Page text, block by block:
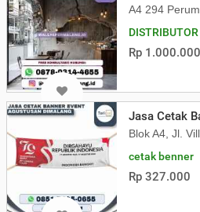
A4 294
Rp 1.000.000
Jasa Cetak
Blok A4, Jl.
cetak benner
Rp 327.000